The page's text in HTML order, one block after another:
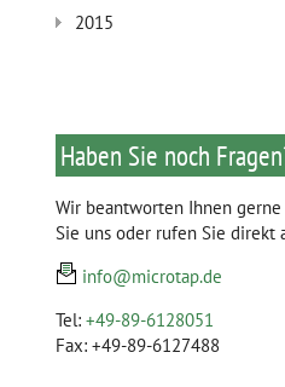
2015
Haben Sie noch
Wir beantworten Ihnen
Sie uns oder rufen Sie direkt
info@microtap.de
Tel:+49-89-6128051
Fax: +49-89-6127488